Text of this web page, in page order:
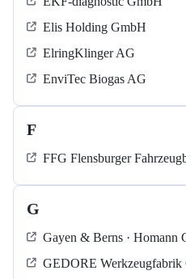
Elis Holding GmbH
ElringKlinger AG
EnviTec Biogas AG
F
FFG Flensburger
G
Gayen & Berns · Homann
GEDORE